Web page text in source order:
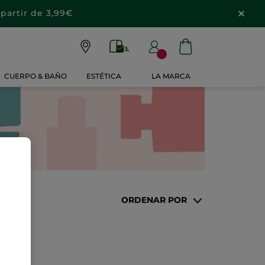
partir de 3,99€
CUERPO & BAÑO ESTÉTICA LA MARCA
ORDENAR POR